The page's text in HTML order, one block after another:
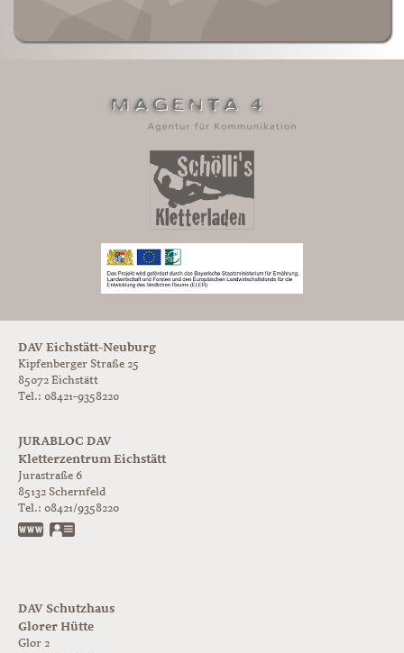
DAV Eichstätt-Neuburg
Kipfenberger Straße 25
85072 Eichstätt
Tel.: 08421-9358220
JURABLOC DAV
Kletterzentrum Eichstätt
Jurastraße 6
85132 Schernfeld
Tel.: 08421/9358220
www.jurabloc.de
DAV Schutzhaus
Glorer Hütte
Glor 2